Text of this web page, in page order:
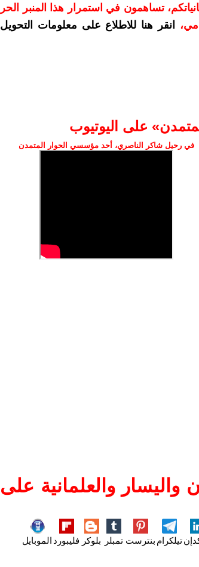
إمكانياتكم، تساهمون في استمرار هذا المنبر الحر
،
انقر هنا للاطلاع على معلومات التحويل
على اليوتيوب
في رحيل شاكر الناصري، أحد مؤسسي الحوار المتمدن
والعلمانية على
تيلكرام بنترست تمبلر بلوكر فليبورد الموبايل